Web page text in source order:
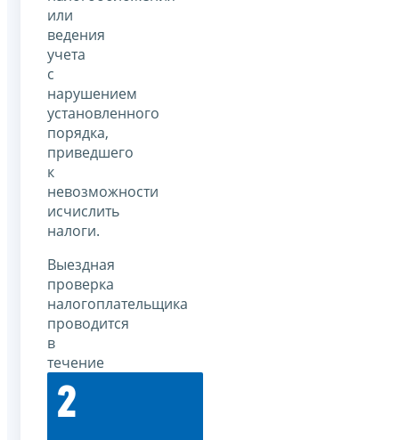
или
ведения
учета
с
нарушением
установленного
порядка,
приведшего
к
невозможности
исчислить
налоги.
Выездная
проверка
налогоплательщика
проводится
в
течение
2